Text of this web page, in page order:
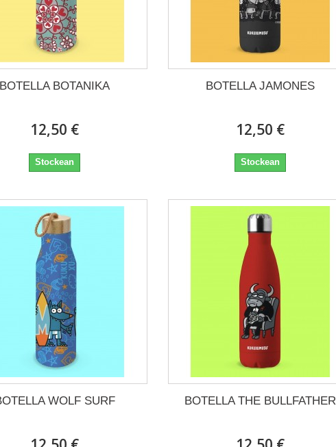
BOTELLA BOTANIKA
12,50 €
Stockean
BOTELLA JAMONES
12,50 €
Stockean
WOLF SURF BOTELLA THE BULLFATHER